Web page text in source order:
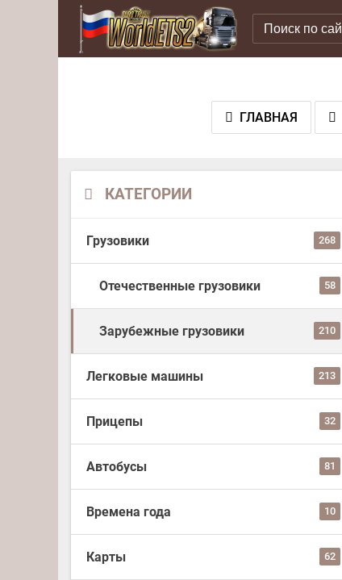
ГЛАВНАЯ
КАТЕГОРИИ
Грузовики 268
Отечественные грузовики 58
Зарубежные грузовики 210
Легковые машины 213
Прицепы 32
Автобусы 81
Времена года 10
Карты 62